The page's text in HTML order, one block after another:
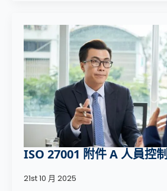
ISO 27001 附件 A 人員控制
21st 10 月 2025